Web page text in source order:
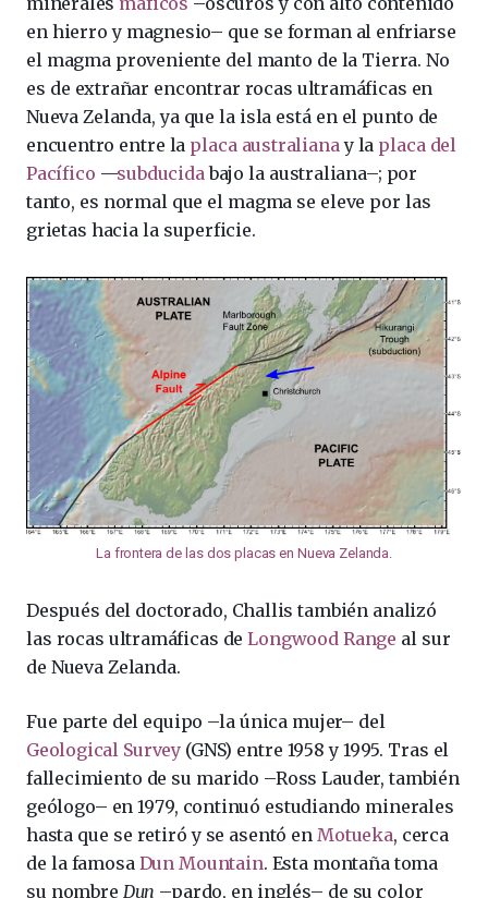
en hierro y magnesio– que se forman al enfriarse
el magma proveniente del manto de la Tierra. No
es de extrañar encontrar rocas ultramáficas en
Nueva Zelanda, ya que la isla está en el punto de
encuentro entre la placa australianay la placa del
Pacífico —subducidabajo la australiana–; por
tanto, es normal que el magma se eleve por las
grietas hacia la superficie.
La frontera de las dos placas en Nueva Zelanda
Después del doctorado, Challis también analizó
las rocas ultramáficas deLongwood Range al sur
de Nueva Zelanda.
Fue parte del equipo –la única mujer– del
Geological Survey (GNS) entre 1958 y 1995. Tras el
fallecimiento de su marido –Ross Lauder, también
geólogo– en 1979, continuó estudiando minerales
hasta que se retiró y se asentó en Motueka, cerca
de la famosa Dun Mountain. Esta montaña toma
su nombre Dun –pardo, en inglés– de su color